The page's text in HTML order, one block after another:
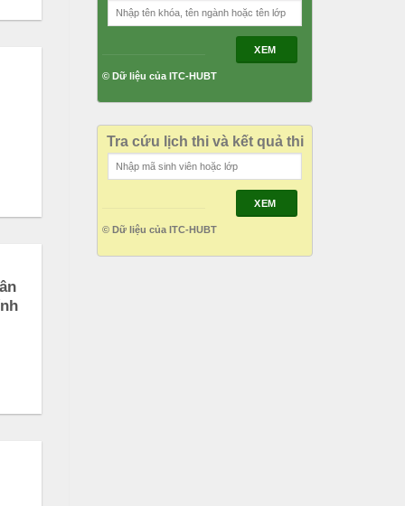
XEM
© Dữ liệu của ITC-HUBT
Tra cứu lịch thi và kết quả thi
XEM
© Dữ liệu của ITC-HUBT